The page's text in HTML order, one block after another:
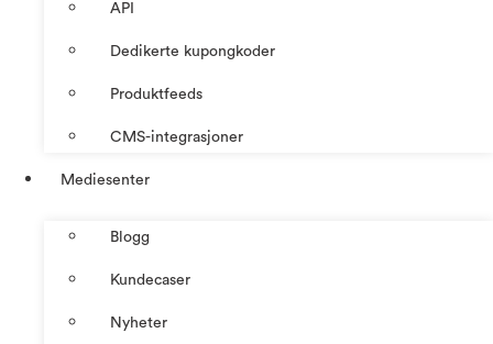
API
Dedikerte kupongkoder
Produktfeeds
CMS-integrasjoner
Mediesenter
Blogg
Kundecaser
Nyheter